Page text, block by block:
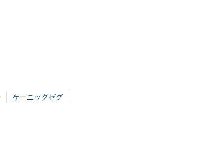
ケーニッグゼグ